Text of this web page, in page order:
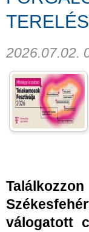
2026.07.02.
válogatott